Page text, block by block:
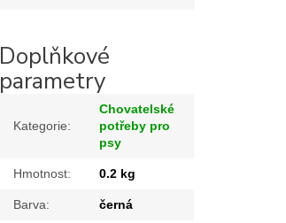
Doplňkové
parametry
Kategorie:
Chovatelské
potřeby pro
psy
Hmotnost: 0.2 kg
Barva: černá